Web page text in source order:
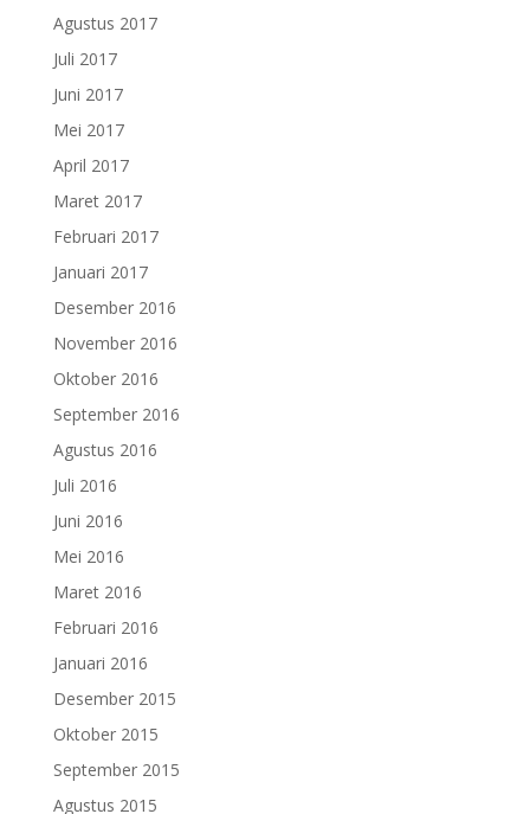
Agustus 2017
Juli 2017
Juni 2017
Mei 2017
April 2017
Maret 2017
Februari 2017
Januari 2017
Desember 2016
November 2016
Oktober 2016
September 2016
Agustus 2016
Juli 2016
Juni 2016
Mei 2016
Maret 2016
Februari 2016
Januari 2016
Desember 2015
Oktober 2015
September 2015
Agustus 2015